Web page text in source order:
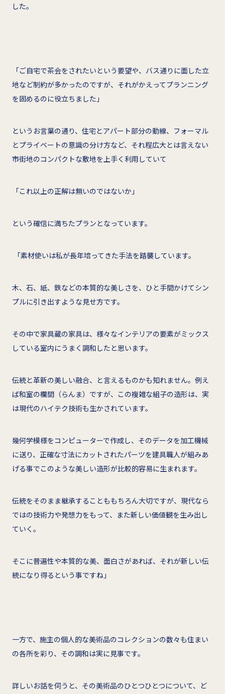
した。
「ご自宅で茶会をされたいという要望や、バス通りに面した立
地など制約が多かったのですが、それがかえってプランニング
を固めるのに役立ちました」
というお言葉の通り、住宅とアパート部分の動線、フォーマル
とプライベートの意識の分け方など、それ程広大とは言えない
市街地のコンパクトな敷地を上手く利用していて
「これ以上の正解は無いのではないか」
という確信に満ちたプランとなっています。
「素材使いは私が長年培ってきた手法を踏襲しています。
木、石、紙、鉄などの本質的な美しさを、ひと手間かけてシン
プルに引き出すような見せ方です。
その中で家具蔵の家具は、様々なインテリアの要素がミックス
している室内にうまく調和したと思います。
伝統と革新の美しい融合、と言えるものかも知れません。例え
ば和室の欄間（らんま）ですが、この複雑な組子の造形は、実
は現代のハイテク技術も生かされています。
幾何学模様をコンピューターで作成し、そのデータを加工機械
に送り、正確な寸法にカットされたパーツを建具職人が組みあ
げる事でこのような美しい造形が比較的容易に生まれます。
伝統をそのまま継承することももちろん大切ですが、現代なら
ではの技術力や発想力をもって、また新しい価値観を生み出し
ていく。
そこに普遍性や本質的な美、面白さがあれば、それが新しい伝
統になり得るという事ですね」
一方で、施主の個人的な美術品のコレクションの数々も住まい
の各所を彩り、その調和は実に見事です。
詳しいお話を伺うと、その美術品のひとつひとつについて、ど